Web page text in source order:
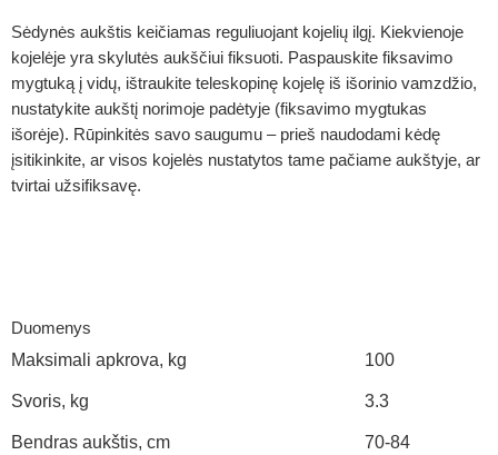
Sėdynės aukštis keičiamas reguliuojant kojelių ilgį. Kiekvienoje
kojelėje yra skylutės aukščiui fiksuoti. Paspauskite fiksavimo
mygtuką į vidų, ištraukite teleskopinę kojelę iš išorinio vamzdžio,
nustatykite aukštį norimoje padėtyje (fiksavimo mygtukas
išorėje). Rūpinkitės savo saugumu – prieš naudodami kėdę
įsitikinkite, ar visos kojelės nustatytos tame pačiame aukštyje, ar
tvirtai užsifiksavę.
Duomenys
Maksimali apkrova, kg 100
Svoris, kg 3.3
Bendras aukštis, cm 70-84